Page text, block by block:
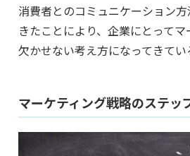
消費者とのコミュニケーション
きたことにより、企業にとって
欠かせない考え方になってきてい
マーケティング戦略のステッ